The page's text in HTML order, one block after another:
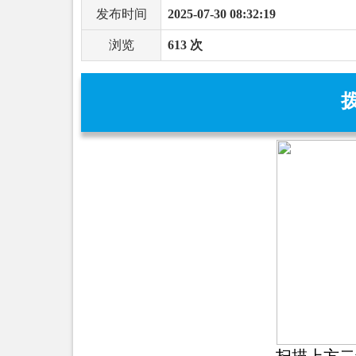
发布时间 2025-07-30 08:32:19
浏览 613 次